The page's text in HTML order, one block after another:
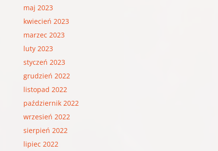
maj 2023
kwiecień 2023
marzec 2023
luty 2023
styczeń 2023
grudzień 2022
listopad 2022
październik 2022
wrzesień 2022
sierpień 2022
lipiec 2022